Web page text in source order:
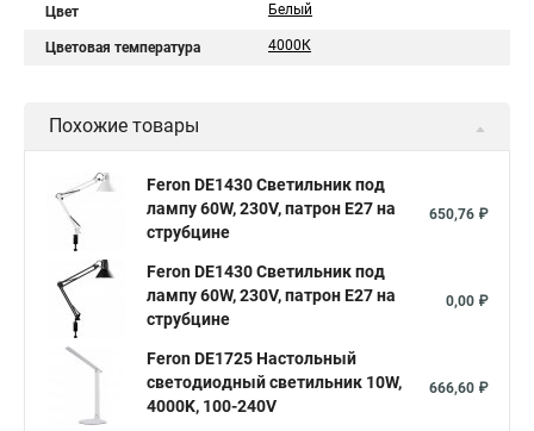
Цвет Белый
Цветовая температура 4000К
Похожие товары
Feron DE1430 Светильник под
лампу 60W, 230V, патрон E27 на
струбцине
650,76 ₽
Feron DE1430 Светильник под
лампу 60W, 230V, патрон E27 на
струбцине
0,00 ₽
Feron DE1725 Настольный
светодиодный светильник 10W,
4000K, 100-240V
666,60 ₽